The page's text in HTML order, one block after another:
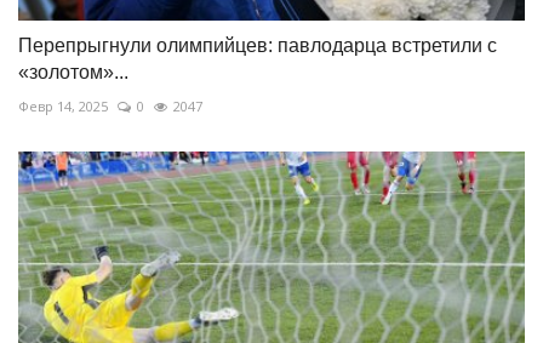
Перепрыгнули олимпийцев: павлодарца встретили с
«золотом»...
Февр 14, 2025 0 2047